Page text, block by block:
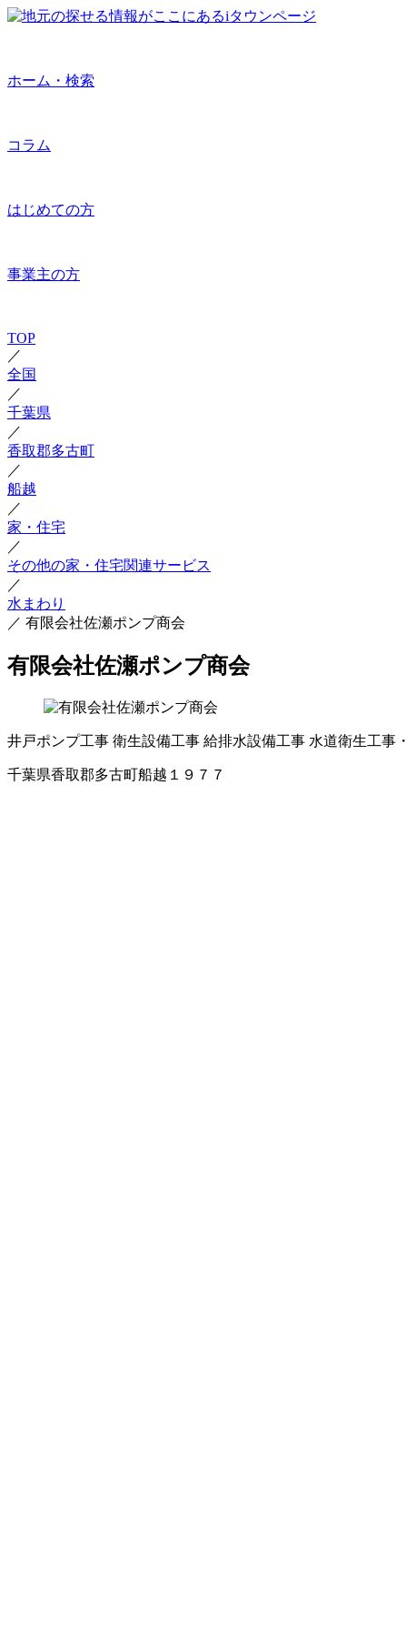
ホーム・検索
コラム
はじめての方
事業主の方
TOP
／
全国
／
千葉県
／
香取郡多古町
／
船越
／
家・住宅
／
その他の家・住宅関連サービス
／
水まわり
／ 有限会社佐瀬ポンプ商会
有限会社佐瀬ポンプ商会
井戸ポンプ工事 衛生設備工事 給排水設備工事 水道衛生工事
千葉県香取郡多古町船越１９７７